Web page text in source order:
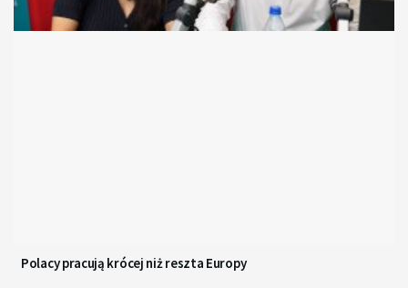
Polacy pracują krócej niż reszta Europy